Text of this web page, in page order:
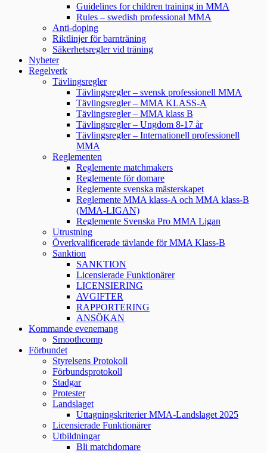
Guidelines for children training in MMA
Rules – swedish professional MMA
Anti-doping
Riktlinjer för barnträning
Säkerhetsregler vid träning
Nyheter
Regelverk
Tävlingsregler
Tävlingsregler – svensk professionell MMA
Tävlingsregler – MMA KLASS-A
Tävlingsregler – MMA klass B
Tävlingsregler – Ungdom 8-17 år
Tävlingsregler – Internationell professionell
MMA
Reglementen
Reglemente matchmakers
Reglemente för domare
Reglemente svenska mästerskapet
Reglemente MMA klass-A och MMA klass-B
(MMA-LIGAN)
Reglemente Svenska Pro MMA Ligan
Utrustning
Överkvalificerade tävlande för MMA Klass-B
Sanktion
SANKTION
Licensierade Funktionärer
LICENSIERING
AVGIFTER
RAPPORTERING
ANSÖKAN
Kommande evenemang
Smoothcomp
Förbundet
Styrelsens Protokoll
Förbundsprotokoll
Stadgar
Protester
Landslaget
Uttagningskriterier MMA-Landslaget 2025
Licensierade Funktionärer
Utbildningar
Bli matchdomare